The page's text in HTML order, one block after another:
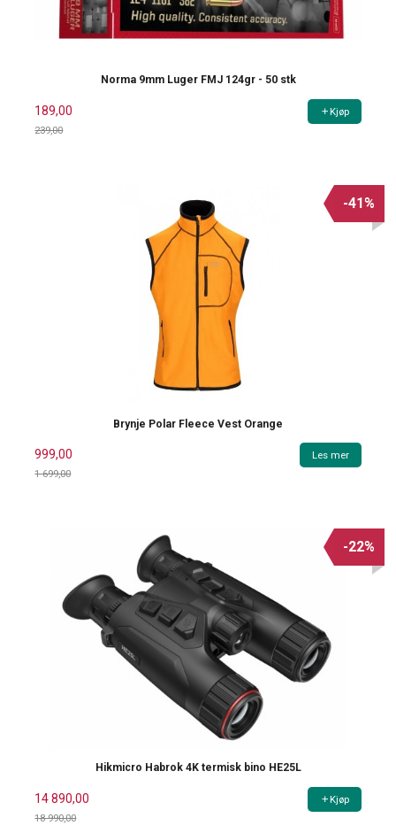
Norma 9mm Luger FMJ 124gr - 50 stk
189,00
239,00
Kjøp
Brynje Polar Fleece Vest Orange
999,00
1 699,00
-41%
Les mer
Hikmicro Habrok 4K termisk bino HE25L
14 890,00
18 990,00
-22%
Kjøp